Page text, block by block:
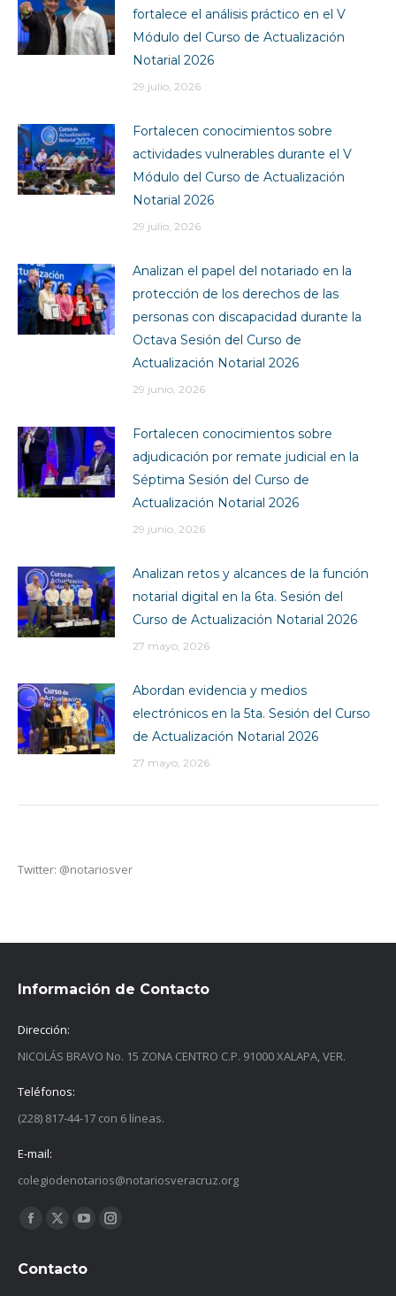
fortalece el análisis práctico en el V
Módulo del Curso de Actualización
Notarial 2026
29 julio, 2026
Fortalecen conocimientos sobre
actividades vulnerables durante el V
Módulo del Curso de Actualización
Notarial 2026
29 julio, 2026
Analizan el papel del notariado en la
protección de los derechos de las
personas con discapacidad durante la
Octava Sesión del Curso de
Actualización Notarial 2026
29 junio, 2026
Fortalecen conocimientos sobre
adjudicación por remate judicial en la
Séptima Sesión del Curso de
Actualización Notarial 2026
29 junio, 2026
Analizan retos y alcances de la función
notarial digital en la 6ta. Sesión del
Curso de Actualización Notarial 2026
27 mayo, 2026
Abordan evidencia y medios
electrónicos en la 5ta. Sesión del Curso
de Actualización Notarial 2026
27 mayo, 2026
Twitter: @notariosver
Información de Contacto
Dirección:
NICOLÁS BRAVO No. 15 ZONA CENTRO C.P. 91000 XALAPA, VER.
Teléfonos:
(228) 817-44-17 con 6 líneas.
E-mail:
colegiodenotarios@notariosveracruz.org
Find us on:
Facebook
opens
X
opens
YouTube
opens
Instagram
Contacto